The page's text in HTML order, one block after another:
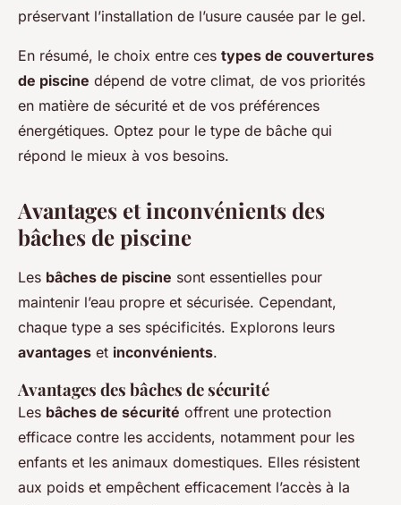
préservant l’installation de l’usure causée par le gel.
En résumé, le choix entre ces types de couvertures
de piscine dépend de votre climat, de vos priorités
en matière de sécurité et de vos préférences
énergétiques. Optez pour le type de bâche qui
répond le mieux à vos besoins.
Avantages et inconvénients des
bâches de piscine
Les bâches de piscine sont essentielles pour
maintenir l’eau propre et sécurisée. Cependant,
chaque type a ses spécificités. Explorons leurs
avantages et inconvénients.
Avantages des bâches de sécurité
Les bâches de sécurité offrent une protection
efficace contre les accidents, notamment pour les
enfants et les animaux domestiques. Elles résistent
aux poids et empêchent efficacement l’accès à la